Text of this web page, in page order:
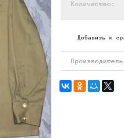
Количество:
Добавить к
Производитель